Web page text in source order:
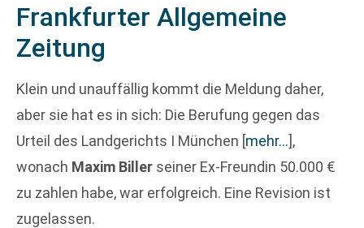
Frankfurter Allgemeine
Zeitung
Klein und unauffällig kommt die Meldung daher,
aber sie hat es in sich: Die Berufung gegen das
Urteil des Landgerichts I München [mehr…],
wonach Maxim Biller seiner Ex-Freundin 50.000 €
zu zahlen habe, war erfolgreich. Eine Revision ist
zugelassen.